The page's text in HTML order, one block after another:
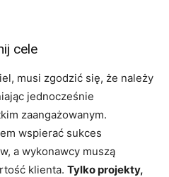
cele
musi zgodzić się, że należy
jednocześnie
zaangażowanym.
wspierać sukces
a wykonawcy muszą
klienta. Tylko projekty,